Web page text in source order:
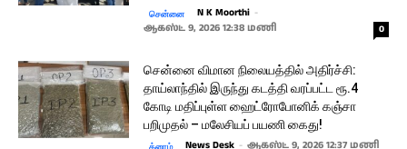
சென்னை N K Moorthi -
ஆகஸ்ட் 9, 2026 12:38 மணி
0
சென்னை விமான நிலையத்தில் அதிர்ச்சி:
தாய்லாந்தில் இருந்து கடத்தி வரப்பட்ட ரூ.4
கோடி மதிப்புள்ள ஹைட்ரோபோனிக் கஞ்சா
பறிமுதல் – மலேசியப் பயணி கைது!
க்ரைம் News Desk - ஆகஸ்ட் 9, 2026 12:37 மணி